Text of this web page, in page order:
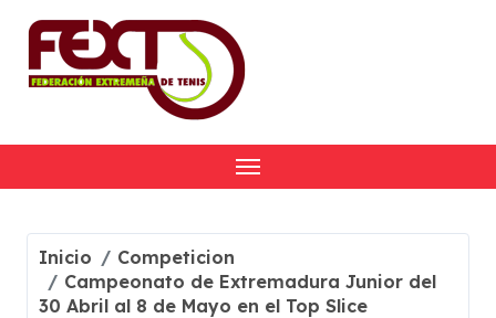
content
Inicio
Competicion
Campeonato de Extremadura Junior del
30 Abril al 8 de Mayo en el Top Slice